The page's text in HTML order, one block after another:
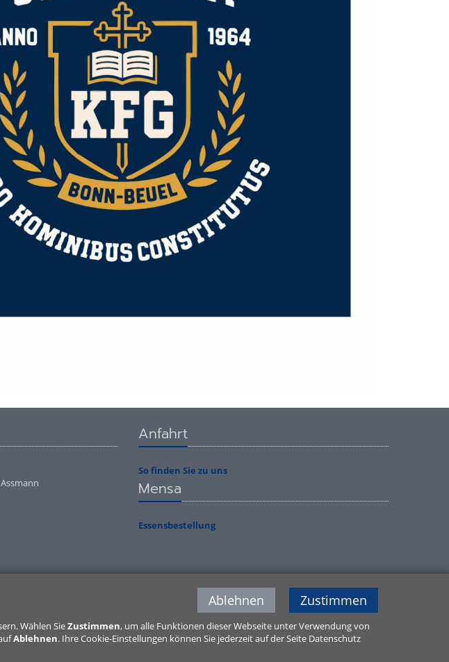
Anfahrt
So finden Sie zu uns
Mensa
Essensbestellung
Ablehnen Zustimmen
Wählen SieZustimmen, um alle Funktionen dieser Webseite unter Verwendung von
Ablehnen. Ihre Cookie-Einstellungen können Sie jederzeit auf der Seite Datenschutz